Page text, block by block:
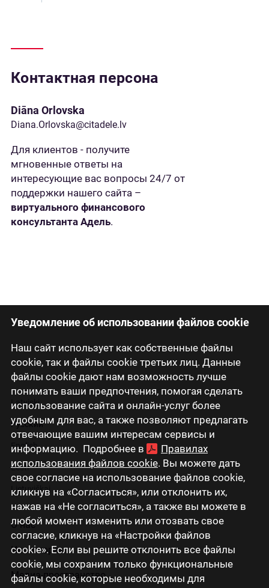
Уведомление об использовании файлов cookie
Наш сайт использует как собственные файлы
cookie, так и файлы cookie третьих лиц. Данные
файлы cookie дают нам возможность лучше
понимать ваши предпочтения, помогая сделать
использование сайта и онлайн-услуг более
удобным для вас, а также позволяют предлагать
отвечающие вашим интересам сервисы и
информацию. Подробнее в
Правилах
использования файлов cookie. Вы можете дать
свое согласие на использование файлов cookie,
кликнув на «Согласиться», или отклонить их,
нажав на «Не согласиться», а также вы можете в
любой момент изменить или отозвать свое
согласие, кликнув на «Настройки файлов
cookie». Если вы решите отклонить все файлы
cookie, мы сохраним только функциональные
файлы cookie, которые необходимы для
Контактная персона
Diāna Orlovska
Diana.Orlovska@citadele.lv
Для клиентов - получите
мгновенные ответы на
интересующие вас вопросы 24/7 от
поддержки нашего сайта –
виртуального финансового
консультанта Адель.
Latviski
Русский
English
Eesti
Lietuviškai
О нас
Инвесторам
Медиа-пространство